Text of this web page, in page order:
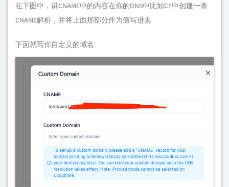
在下图中，讲CNAME中的内容在你的DNS中比如CF中创建一条
CNAME解析，并将上面那部分作为值写进去
下面就写你自定义的域名